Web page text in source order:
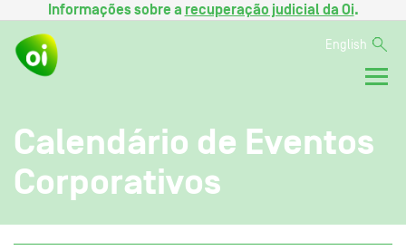
Informações sobre a recuperação judicial da Oi.
English
Calendário de Eventos
Corporativos